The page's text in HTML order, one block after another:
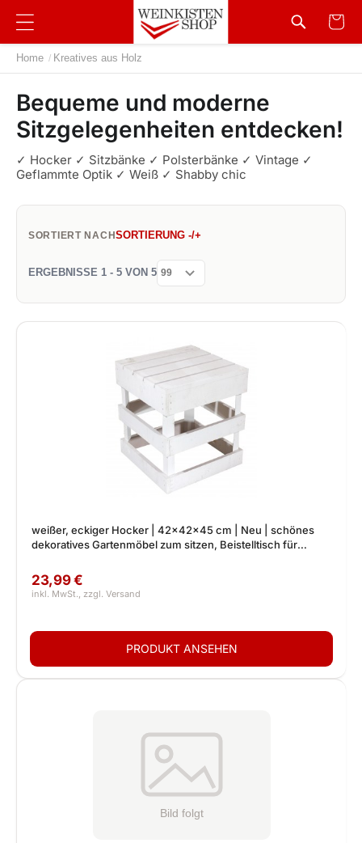
Home / Kreatives aus Holz
Bequeme und moderne
Sitzgelegenheiten entdecken!
✓ Hocker ✓ Sitzbänke ✓ Polsterbänke ✓ Vintage ✓
Geflammte Optik ✓ Weiß ✓ Shabby chic
SORTIERT NACHSORTIERUNG -/+
ERGEBNISSE 1 - 5 VON 5
weißer, eckiger Hocker | 42x42x45 cm | Neu | schönes
dekoratives Gartenmöbel zum sitzen, Beistelltisch für
23,99 €